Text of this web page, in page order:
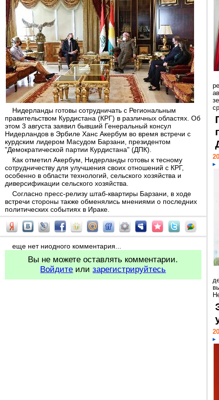
Нидерланды готовы сотрудничать с Региональным
правительством Курдистана (КРГ) в различных областях. Об
этом 3 августа заявил бывший Генеральный консул
Нидерландов в Эрбиле Ханс Акербум во время встречи с
курдским лидером Масудом Барзани, президентом
"Демократической партии Курдистана" (ДПК).
Как отметил Акербум, Нидерланды готовы к тесному
сотрудничеству для улучшения своих отношений с КРГ,
особенно в области технологий, сельского хозяйства и
диверсификации сельского хозяйства.
Согласно пресс-релизу штаб-квартиры Барзани, в ходе
встречи стороны также обменялись мнениями о последних
политических событиях в Ираке.
еще нет ниодного комментария...
Вы не можете оставлять комментарии.
Войдите илизарегистрируйтесь